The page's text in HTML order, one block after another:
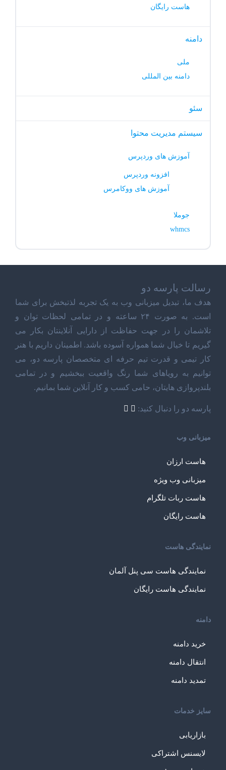
هاست رایگان
دامنه
ملی
دامنه بین المللی
سئو
سیستم مدیریت محتوا
آموزش های وردپرس
افزونه وردپرس
آموزش های ووکامرس
جوملا
whmcs
رسالت پارسه دو
هدف ما، تبدیل میزبانی وب به یک تجربه لذتبخش برای شما
است. به صورت ۲۴ ساعته و در تمامی لحظات توان و
تلاشمان را در جهت حفاظت از دارایی آنلاینتان بکار می
گیریم تا خیال شما همواره آسوده باشد. اطمینان داریم با هنر
کار تیمی و قدرت تیم حرفه ای متخصصان پارسه دو، می
توانیم به رویاهای شما رنگ واقعیت ببخشیم و در تمامی
بلندپروازی هایتان، حامی کسب و کار آنلاین شما بمانیم.
پارسه دو را دنبال کنید:
میزبانی وب
هاست ارزان
میزبانی وب ویژه
هاست ربات تلگرام
هاست رایگان
نمایندگی هاست
نمایندگی هاست سی پنل آلمان
نمایندگی هاست رایگان
دامنه
خرید دامنه
انتقال دامنه
تمدید دامنه
سایز خدمات
بازاریابی
لایسنس اشتراکی